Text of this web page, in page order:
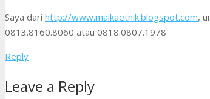
Saya dari http://www.maikaetnik.blogspot.com,
0813.8160.8060 atau 0818.0807.1978
Reply
Leave a Reply